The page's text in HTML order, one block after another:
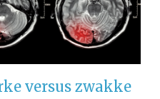
versus zwakke